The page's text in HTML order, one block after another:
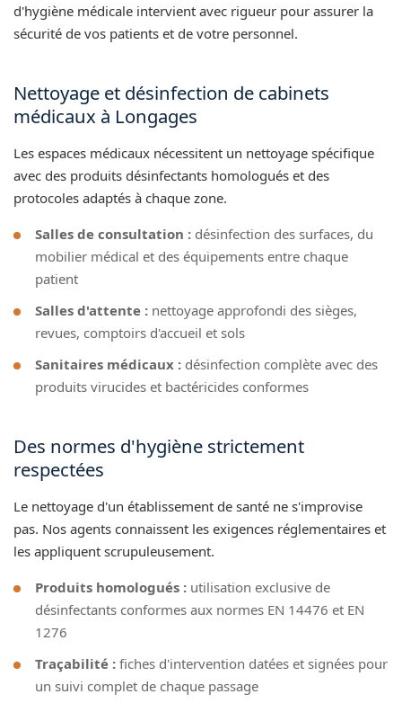
d'hygiène médicale intervient avec rigueur pour assurer la
sécurité de vos patients et de votre personnel.
Nettoyage et désinfection de cabinets
médicaux à Longages
Les espaces médicaux nécessitent un nettoyage spécifique
avec des produits désinfectants homologués et des
protocoles adaptés à chaque zone.
Salles de consultation : désinfection des surfaces, du
mobilier médical et des équipements entre chaque
patient
Salles d'attente : nettoyage approfondi des sièges,
revues, comptoirs d'accueil et sols
Sanitaires médicaux : désinfection complète avec des
produits virucides et bactéricides conformes
Des normes d'hygiène strictement
respectées
Le nettoyage d'un établissement de santé ne s'improvise
pas. Nos agents connaissent les exigences réglementaires et
les appliquent scrupuleusement.
Produits homologués : utilisation exclusive de
désinfectants conformes aux normes EN 14476 et EN
1276
Traçabilité : fiches d'intervention datées et signées pour
un suivi complet de chaque passage